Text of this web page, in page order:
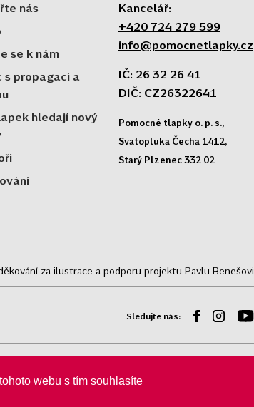
webu s tím souhlasíte
nás
se k nám
s propagací a
hledají nový
Kancelář:
+420 724 279 599
info@pomocnetlapky.cz
IČ: 26 32 26 41
DIČ: CZ26322641
Pomocné tlapky o. p. s.,
Svatopluka Čecha 1412,
Starý Plzenec 332 02
za ilustrace a podporu projektu Pavlu Benešovi
Sledujte nás: